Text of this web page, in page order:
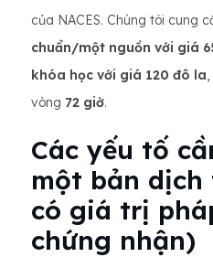
của NACES. Chúng tôi cung
chuẩn/một nguồn với giá
khóa học với giá 120 đô la
vòng 72 giờ.
Các yếu tố
một bản dịch
có giá trị
chứng nhận)